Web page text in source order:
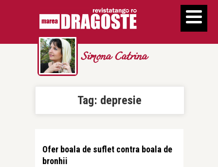
Simona Catrina
Tag: depresie
Ofer boala de suflet contra boala de
bronhii